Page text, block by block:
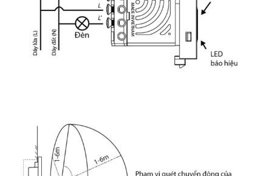
Cách lắp đặt rất đơn giản, bạn chỉ việc tháo hạt công tắc cũ
này vào.
-10%
649.000
-8%
599.000
GIỚI THIỆU